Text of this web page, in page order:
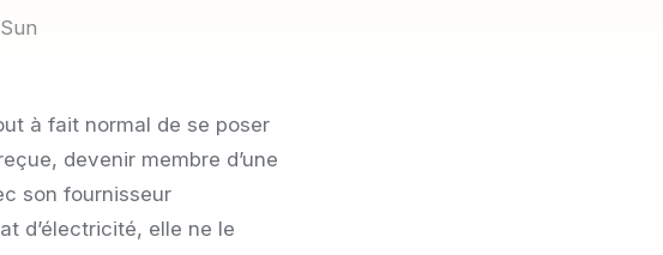
à fait normal de se poser
devenir membre d’une
son fournisseur
d’électricité, elle ne le